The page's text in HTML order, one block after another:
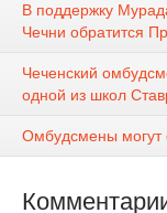
В поддержку
Чечни обратится
Чеченский
одной из школ
Омбудсмены могут